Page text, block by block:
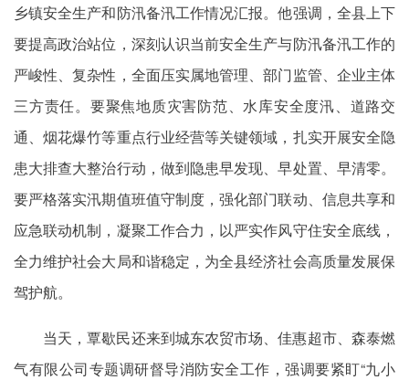
乡镇安全生产和防汛备汛工作情况汇报。他强调，全县上下
要提高政治站位，深刻认识当前安全生产与防汛备汛工作的
严峻性、复杂性，全面压实属地管理、部门监管、企业主体
三方责任。要聚焦地质灾害防范、水库安全度汛、道路交
通、烟花爆竹等重点行业经营等关键领域，扎实开展安全隐
患大排查大整治行动，做到隐患早发现、早处置、早清零。
要严格落实汛期值班值守制度，强化部门联动、信息共享和
应急联动机制，凝聚工作合力，以严实作风守住安全底线，
全力维护社会大局和谐稳定，为全县经济社会高质量发展保
驾护航。
当天，覃歇民还来到城东农贸市场、佳惠超市、森泰燃
气有限公司专题调研督导消防安全工作，强调要紧盯“九小